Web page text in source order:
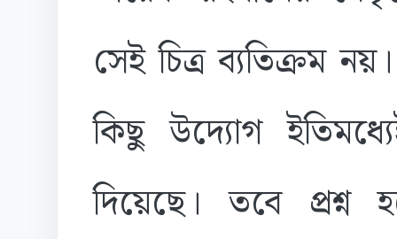
সেই চিত্র ব্যতিক্রম
কিছু উদ্যোগ
দিয়েছে। তবে